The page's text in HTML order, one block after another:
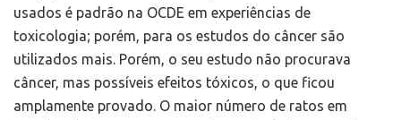
usados é padrão na OCDE em experiências de
toxicologia; porém, para os estudos do câncer são
utilizados mais. Porém, o seu estudo não procurava
câncer, mas possíveis efeitos tóxicos, o que ficou
amplamente provado. O maior número de ratos em